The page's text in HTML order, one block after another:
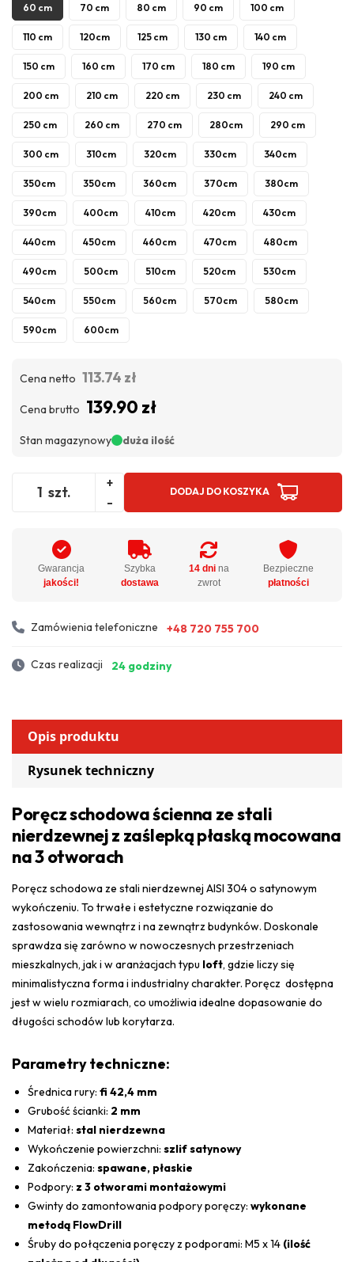
60 cm 70 cm 80 cm 90 cm 100 cm
110 cm 120cm 125 cm 130 cm 140 cm
150 cm 160 cm 170 cm 180 cm 190 cm
200 cm 210 cm 220 cm 230 cm 240 cm
250 cm 260 cm 270 cm 280cm 290 cm
300 cm 310cm 320cm 330cm 340cm
350cm 350cm 360cm 370cm 380cm
390cm 400cm 410cm 420cm 430cm
440cm 450cm 460cm 470cm 480cm
490cm 500cm 510cm 520cm 530cm
540cm 550cm 560cm 570cm 580cm
590cm 600cm
Cena netto 113.74 zł
Cena brutto 139.90 zł
Stan magazynowy duża ilość
szt.
+
-
DODAJ DO KOSZYKA
Gwarancja
jakości!
Szybka
dostawa
14 dnina
zwrot
Bezpieczne
płatności
Zamówienia telefoniczne +48 720 755 700
Czas realizacji 24 godziny
Opis produktu
Rysunek techniczny
Poręcz schodowa ścienna ze stali
nierdzewnej z zaślepką płaską mocowana
na 3 otworach
Poręcz schodowa ze stali nierdzewnej AISI 304 o satynowym
wykończeniu. To trwałe i estetyczne rozwiązanie do
zastosowania wewnątrz i na zewnątrz budynków. Doskonale
sprawdza się zarówno w nowoczesnych przestrzeniach
mieszkalnych, jak i w aranżacjach typu loft, gdzie liczy się
minimalistyczna forma i industrialny charakter. Poręcz dostępna
jest w wielu rozmiarach, co umożliwia idealne dopasowanie do
długości schodów lub korytarza.
Parametry techniczne:
Średnica rury: fi 42,4 mm
Grubość ścianki: 2 mm
Materiał: stal nierdzewna
Wykończenie powierzchni: szlif satynowy
Zakończenia: spawane, płaskie
Podpory: z 3 otworami montażowymi
Gwinty do zamontowania podpory poręczy: wykonane
metodą FlowDrill
Śruby do połączenia poręczy z podporami: M5 x 14 (ilość